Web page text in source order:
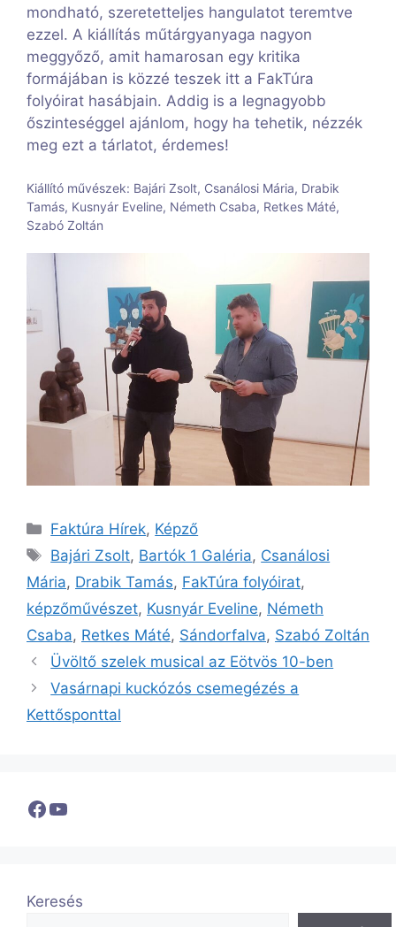
mondható, szeretetteljes hangulatot teremtve
ezzel. A kiállítás műtárgyanyaga nagyon
meggyőző, amit hamarosan egy kritika
formájában is közzé teszek itt a FakTúra
folyóirat hasábjain. Addig is a legnagyobb
őszinteséggel ajánlom, hogy ha tehetik, nézzék
meg ezt a tárlatot, érdemes!
Kiállító művészek: Bajári Zsolt, Csanálosi Mária, Drabik
Tamás, Kusnyár Eveline, Németh Csaba, Retkes Máté,
Szabó Zoltán
Kategória
Faktúra Hírek, Képző
Címkék
Bajári Zsolt, Bartók 1 Galéria, Csanálosi
Mária, Drabik Tamás, FakTúra folyóirat,
képzőművészet, Kusnyár Eveline, Németh
Csaba, Retkes Máté, Sándorfalva, Szabó Zoltán
Üvöltő szelek musical az Eötvös 10-ben
Vasárnapi kuckózós csemegézés a
Kettősponttal
Facebook
YouTube
Keresés